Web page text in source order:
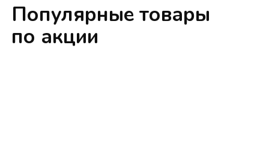
Популярные товары
по акции